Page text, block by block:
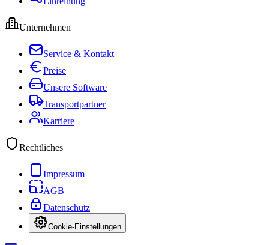
Unternehmen
Service & Kontakt
Preise
Unsere Software
Transportpartner
Karriere
Rechtliches
Impressum
AGB
Datenschutz
Cookie-Einstellungen